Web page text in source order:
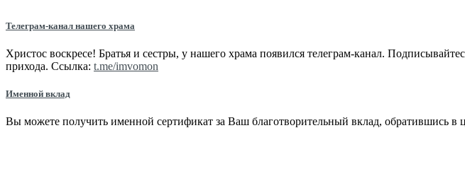
Телеграм-канал нашего храма
Христос воскресе! Братья и сестры, у нашего храма появился телеграм-канал.
прихода. Ссылка: t.me/imvomon
Именной вклад
Вы можете получить именной сертификат за Ваш благотворительный вклад, обратившись в